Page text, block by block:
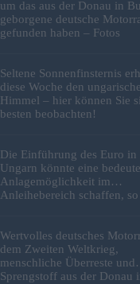
um das aus der Donau in
geborgene deutsche
gefunden haben – Fotos
Seltene Sonnenfinsternis
diese Woche den
Himmel – hier können Sie
besten beobachten!
Die Einführung des Euro in
Ungarn könnte eine
Anlagemöglichkeit im
Anleihebereich schaffen, so
Wertvolles deutsches
dem Zweiten Weltkrieg,
menschliche Überreste und
Sprengstoff aus der Donau